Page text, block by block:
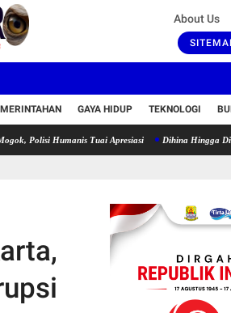
About Us
GAYA HIDUP TEKNOLOGI
Humanis Tuai Apresiasi Dihina Hingga Diremehkan,